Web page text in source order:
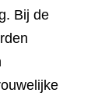
Bij de